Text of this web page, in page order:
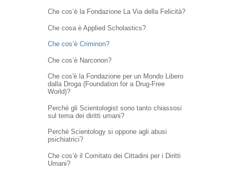
Che cos’è la Fondazione La Via della Felicità?
Che cosa è Applied Scholastics?
Che cos’è Criminon?
Che cos’è Narconon?
Che cos'è la Fondazione per un Mondo Libero
dalla Droga (Foundation for a Drug-Free
World)?
Perché gli Scientologist sono tanto chiassosi
sul tema dei diritti umani?
Perché Scientology si oppone agli abusi
psichiatrici?
Che cos’è il Comitato dei Cittadini per i Diritti
Umani?